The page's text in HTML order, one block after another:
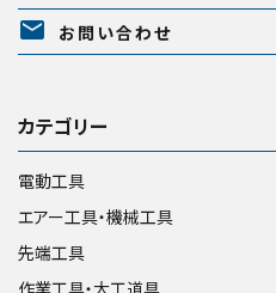
mail お問い合わせ
カテゴリー
電動工具
エアー工具・機械工具
先端工具
作業工具・大工道具